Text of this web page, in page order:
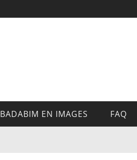
BADABIM EN IMAGES FAQ